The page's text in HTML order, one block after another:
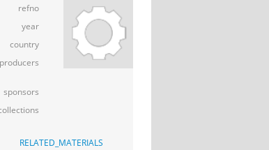
refno
year
country
producers
sponsors
RELATED_MATERIALS